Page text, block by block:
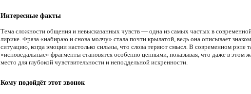
Интересные факты
Тема сложности общения и невысказанных чувств — одна из самых частых в
лирике. Фраза «набираю и снова молчу» стала почти крылатой, ведь она описывает
ситуацию, когда эмоции настолько сильны, что слова теряют смысл. В современном рэпе
«исповедальные» фрагменты становятся особенно ценными, показывая, что даже в этом
место для глубокой чувствительности и неподдельной искренности.
Кому подойдёт этот звонок